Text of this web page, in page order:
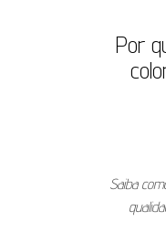
Por
Saiba